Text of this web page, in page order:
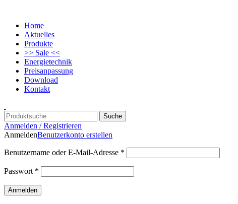
Home
Aktuelles
Produkte
>> Sale <<
Energietechnik
Preisanpassung
Download
Kontakt
Suche
Anmelden / Registrieren
AnmeldenBenutzerkonto erstellen
Benutzername oder E-Mail-Adresse *
Passwort *
Anmelden